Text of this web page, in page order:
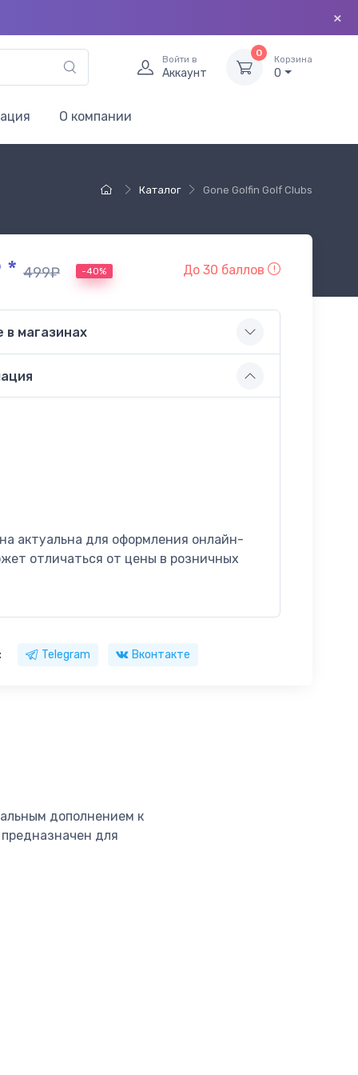
×
Войти в
Аккаунт
0
Корзина
0
О компании
Каталог Gone Golfin Golf Clubs
* 499₽ -40% До 30 баллов
в магазинах
актуальна для оформления онлайн-
отличаться от цены в розничных
Telegram Вконтакте
дополнением к
для